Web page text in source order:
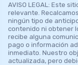
AVISO LEGAL: Este
relevante.
ningún tipo de
contenido ni obtener
recibe alguna
pago o información
inmediato. Nuestro
actualizada, pero